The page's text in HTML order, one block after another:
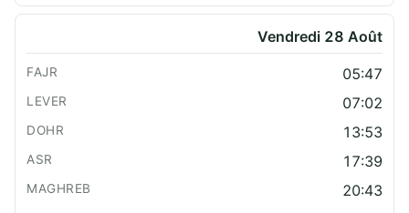
Vendredi 28 Août
05:47
07:02
13:53
17:39
20:43